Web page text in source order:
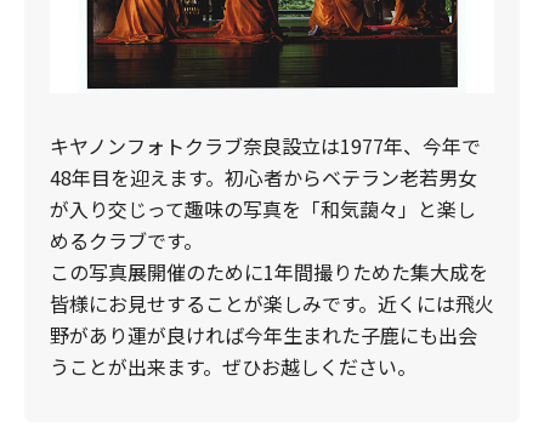
キヤノンフォトクラブ奈良設立は1977年、今年で
48年目を迎えます。初心者からベテラン老若男女
が入り交じって趣味の写真を「和気藹々」と楽し
めるクラブです。
この写真展開催のために1年間撮りためた集大成を
皆様にお見せすることが楽しみです。近くには飛火
野があり運が良ければ今年生まれた子鹿にも出会
うことが出来ます。ぜひお越しください。